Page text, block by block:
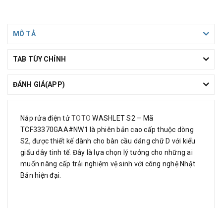
MÔ TẢ
TAB TÙY CHỈNH
ĐÁNH GIÁ(APP)
Nắp rửa điện tửTOTOWASHLET S2 – Mã
TCF33370GAA#NW1 là phiên bản cao cấp thuộc dòng
S2, được thiết kế dành cho bàn cầu dáng chữ D với kiểu
giấu dây tinh tế. Đây là lựa chọn lý tưởng cho những ai
muốn nâng cấp trải nghiệm vệ sinh với công nghệ Nhật
Bản hiện đại.